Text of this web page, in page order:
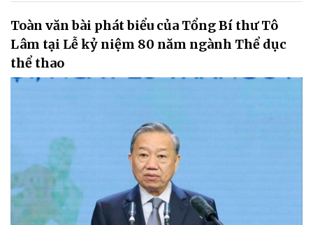
Toàn văn bài phát biểu của Tổng Bí thư Tô
Lâm tại Lễ kỷ niệm 80 năm ngành Thể dục
thể thao